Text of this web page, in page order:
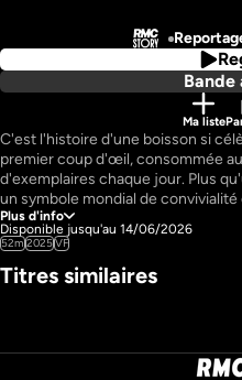
Bande
Ma liste
C'est l'histoire d'une boisson si
premier coup d'œil, consommée
d'exemplaires chaque jour. Plus
un symbole mondial de
plus de 200 pays.
Rapidement épinglée par les
Plus d'info
Disponible jusqu'au 14/06/2026
52m2025VF
Titres similaires